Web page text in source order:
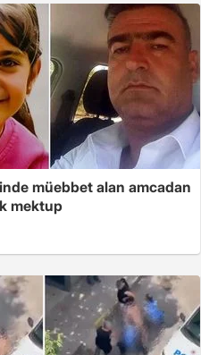
müebbet alan amcadan
mektup